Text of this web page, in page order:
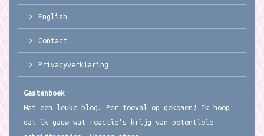
English
Contact
Privacyverklaring
Gastenboek
Wat een leuke blog. Per toeval op gekomen! Ik hoop
dat ik gauw wat reactie's krijg van potentiele